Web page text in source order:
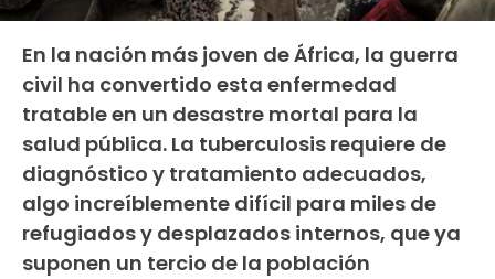
En la nación más joven de África, la guerra
civil ha convertido esta enfermedad
tratable en un desastre mortal para la
salud pública. La tuberculosis requiere de
diagnóstico y tratamiento adecuados,
algo increíblemente difícil para miles de
refugiados y desplazados internos, que ya
suponen un tercio de la población